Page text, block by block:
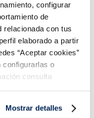
configurar
de
relacionada con tus
elaborado a partir
“Aceptar cookies”
configurarlas o
consulta
Mostrar detalles
negre
€
Bossa 600 g